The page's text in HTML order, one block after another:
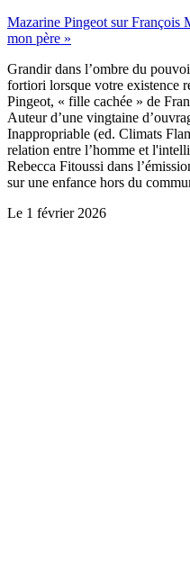
Mazarine Pingeot sur François
mon père »
Grandir dans l’ombre du
fortiori lorsque votre existence
Pingeot, « fille cachée » de
Auteur d’une vingtaine
Inappropriable (ed. Climats
relation entre l’homme et
Rebecca Fitoussi dans
sur une enfance hors du
Le 1 février 2026